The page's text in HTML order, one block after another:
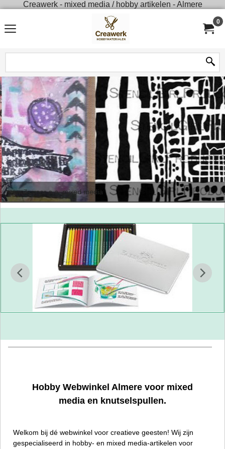
Creawerk - mixed media / hobby artikelen - Almere
0
stencils voor o.a. mixed media
Hobby Webwinkel Almere voor mixed
media en knutselspullen.
Welkom bij dé webwinkel voor creatieve geesten! Wij zijn
gespecialiseerd in hobby- en mixed media-artikelen voor